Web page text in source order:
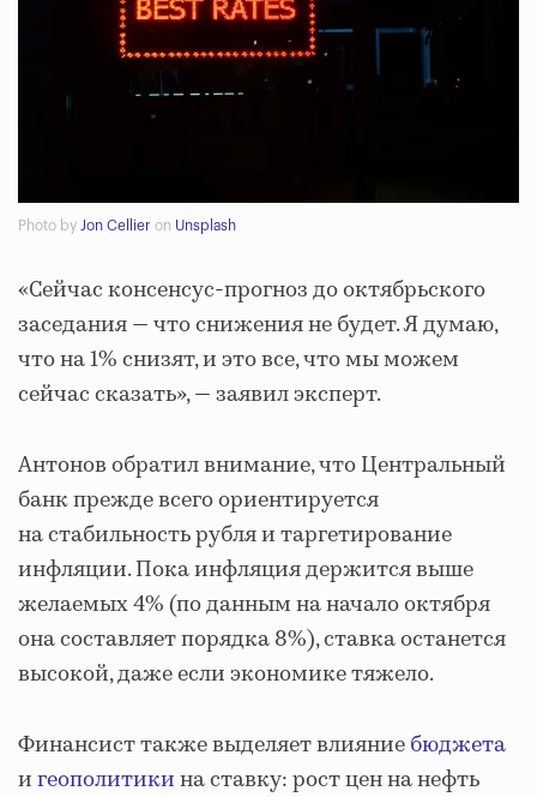
Photo by Jon Cellier on Unsplash
«Сейчас консенсус-прогноз до октябрьского
заседания — что снижения не будет. Я думаю,
что на 1% снизят, и это все, что мы можем
сейчас сказать», — заявил эксперт.
Антонов обратил внимание, что Центральный
банк прежде всего ориентируется
на стабильность рубля и таргетирование
инфляции. Пока инфляция держится выше
желаемых 4% (по данным на начало октября
она составляет порядка 8%), ставка останется
высокой, даже если экономике тяжело.
Финансист также выделяет влияниебюджета
игеополитикина ставку: рост цен на нефть